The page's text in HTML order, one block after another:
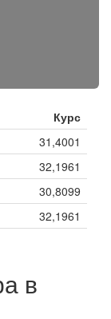
Курс
31,4001
32,1961
30,8099
32,1961
в